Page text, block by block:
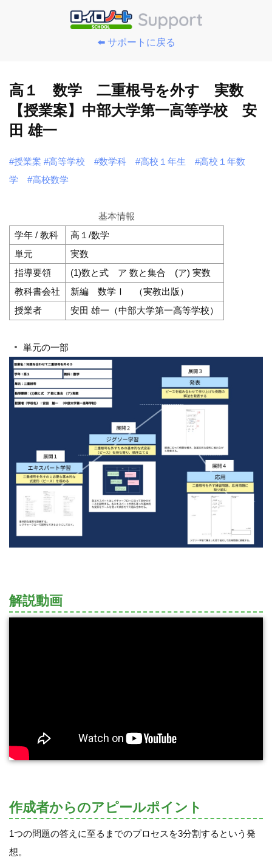
⬅️ サポートに戻る
高１ 数学 二重根号を外す 実数
【授業案】中部大学第一高等学校 安
田 雄一
#授業案 #高等学校 #数学科 #高校１年生
#高校１年数
学
#高校数学
基本情報
学年 / 教科
高１/数学
単元
実数
指導要領
(1)数と式 ア 数と集合 (ア) 実数
教科書会社
新編 数学Ⅰ （実教出版）
授業者
安田 雄一（中部大学第一高等学校）
単元の一部
解説動画
作成者からのアピールポイント
1つの問題の答えに至るまでのプロセスを3分割するという発
想。